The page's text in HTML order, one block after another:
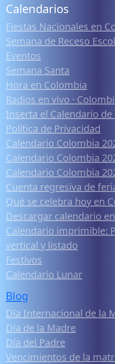
Calendarios
Fiestas Nacionales en
Semana de Receso
Eventos
Semana Santa
Hora en Colombia
Radios en vivo ·
Inserta el Calendario
Política de Privacidad
Calendario Colombia
Calendario Colombia
Calendario Colombia
Cuenta regresiva de
Qué se celebra hoy en
Descargar calendario
Calendario imprimible:
vertical y listado
Festivos
Calendario Lunar
Blog
Día Internacional de la
Día de la Madre
Día del Padre
Vencimientos de la